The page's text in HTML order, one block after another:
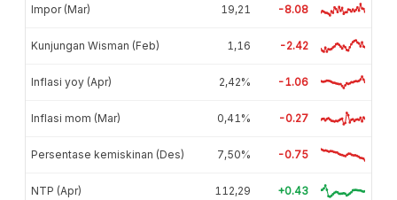
Impor (Mar) 19,21 -8.08
Kunjungan Wisman (Feb) 1,16 -2.42
Inflasi yoy (Apr) 2,42% -1.06
Inflasi mom (Mar) 0,41% -0.27
Persentase kemiskinan (Des) 7,50% -0.75
NTP (Apr) 112,29 +0.43